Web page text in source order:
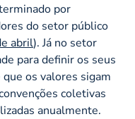
por
do setor público
abril). Já no setor
para definir os seus
os valores sigam
coletivas
anualmente.